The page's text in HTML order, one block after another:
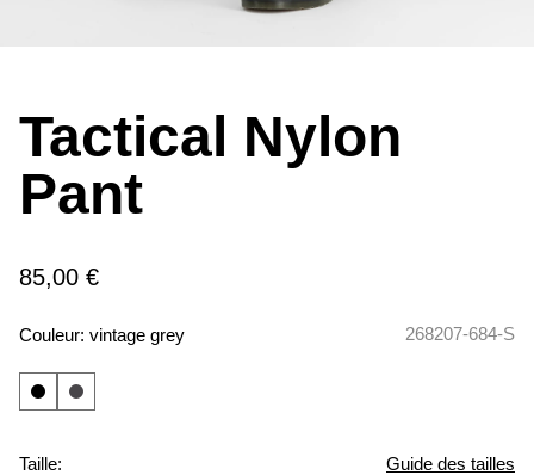
Tactical Nylon
Pant
85,00 €
Couleur: vintage grey 268207-684-S
Taille: Guide des tailles